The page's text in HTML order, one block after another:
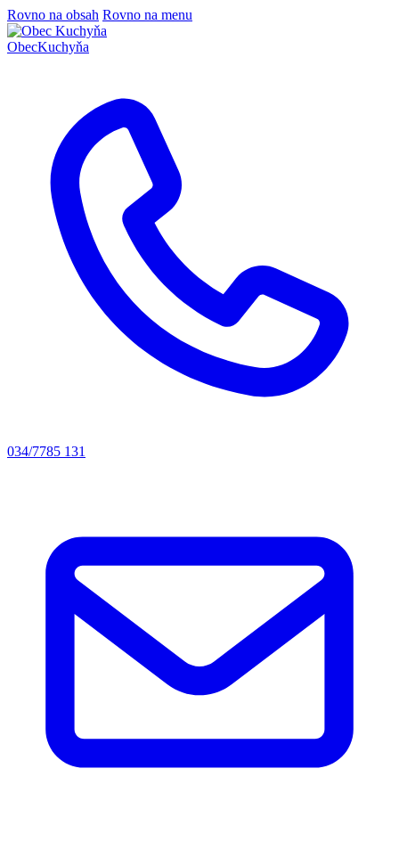
Rovno na obsah Rovno na menu
ObecKuchyňa
034/7785 131